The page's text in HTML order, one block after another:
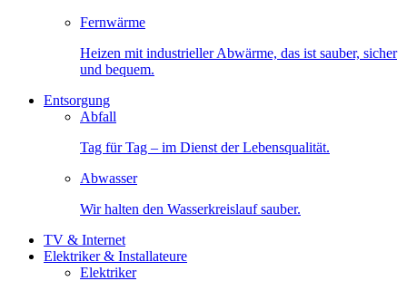
Fernwärme
Heizen mit industrieller Abwärme, das ist sauber, sicher
und bequem.
Entsorgung
Abfall
Tag für Tag – im Dienst der Lebensqualität.
Abwasser
Wir halten den Wasserkreislauf sauber.
TV & Internet
Elektriker & Installateure
Elektriker